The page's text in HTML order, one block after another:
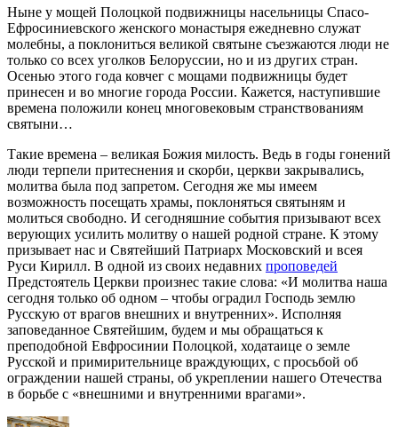
Ныне у мощей Полоцкой подвижницы насельницы Спасо-
Ефросиниевского женского монастыря ежедневно служат
молебны, а поклониться великой святыне съезжаются люди не
только со всех уголков Белоруссии, но и из других стран.
Осенью этого года ковчег с мощами подвижницы будет
принесен и во многие города России. Кажется, наступившие
времена положили конец многовековым странствованиям
святыни…
Такие времена – великая Божия милость. Ведь в годы гонений
люди терпели притеснения и скорби, церкви закрывались,
молитва была под запретом. Сегодня же мы имеем
возможность посещать храмы, поклоняться святыням и
молиться свободно. И сегодняшние события призывают всех
верующих усилить молитву о нашей родной стране. К этому
призывает нас и Святейший Патриарх Московский и всея
Руси Кирилл. В одной из своих недавних проповедей
Предстоятель Церкви произнес такие слова: «И молитва наша
сегодня только об одном – чтобы оградил Господь землю
Русскую от врагов внешних и внутренних». Исполняя
заповеданное Святейшим, будем и мы обращаться к
преподобной Евфросинии Полоцкой, ходатаице о земле
Русской и примирительнице враждующих, с просьбой об
ограждении нашей страны, об укреплении нашего Отечества
в борьбе с «внешними и внутренними врагами».